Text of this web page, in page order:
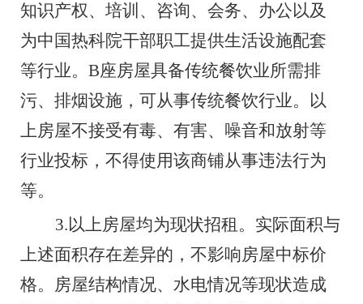
知识产权、培训、咨询、会务、办公以及
为中国热科院干部职工提供生活设施配套
等行业。 B座房屋具备传统餐饮业所需排
污、排烟设施，可从事传统餐饮行业。以
上房屋不接受有毒、有害、噪音和放射等
行业投标，不得使用该商铺从事违法行为
等。
3.以上房屋均为现状招租。实际面积与
上述面积存在差异的，不影响房屋中标价
格。房屋结构情况、水电情况等现状造成